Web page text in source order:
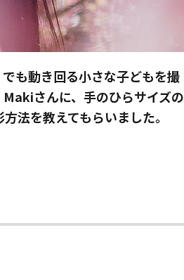
も動き回る小さな子どもを撮
さんに、手のひらサイズの
法を教えてもらいました。